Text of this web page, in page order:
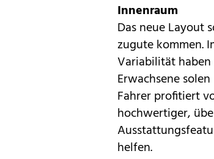
Innenraum
Das neue Layout
zugute kommen.
Variabilität haben
Erwachsene
Fahrer profitiert
hochwertiger,
helfen.